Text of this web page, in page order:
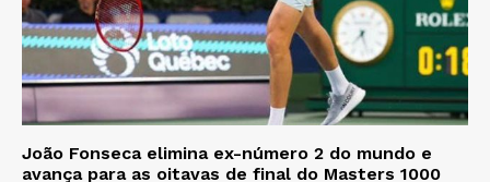
João Fonseca elimina ex-número 2 do mundo e
avança para as oitavas de final do Masters 1000